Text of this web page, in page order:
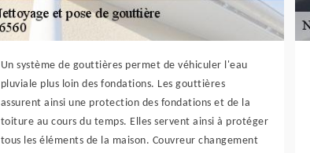
Un système de gouttières permet de véhiculer l'eau
pluviale plus loin des fondations. Les gouttières
assurent ainsi une protection des fondations et de la
toiture au cours du temps. Elles servent ainsi à protéger
tous les éléments de la maison. Couvreur changement